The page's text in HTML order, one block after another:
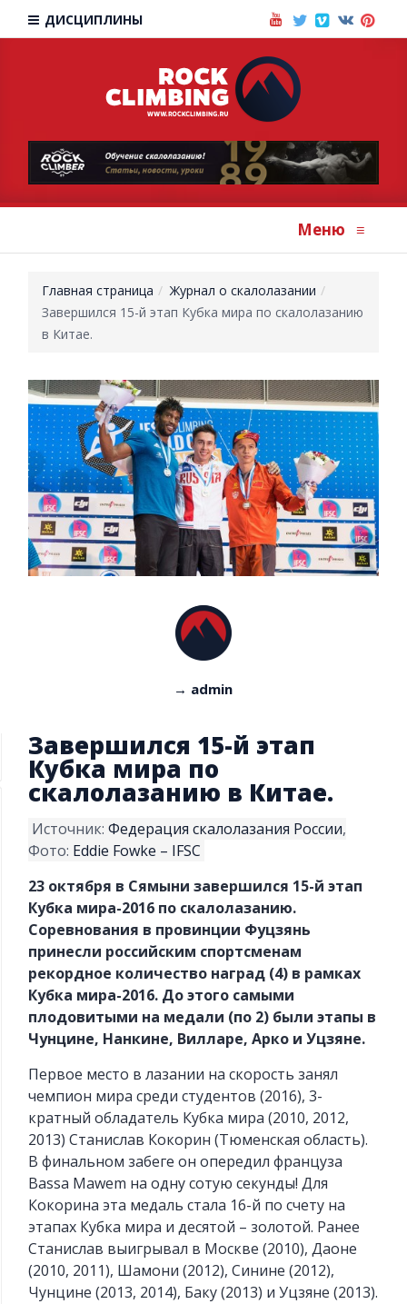
ДИСЦИПЛИНЫ
Меню ≡
Главная страница
Журнал о скалолазании
Завершился 15-й этап Кубка мира по скалолазанию
в Китае.
→ admin
Завершился 15-й этап
Кубка мира по
скалолазанию в Китае.
Источник:Федерация скалолазания России,
Фото: Eddie Fowke – IFSC
23 октября в Сямыни завершился 15-й этап
Кубка мира-2016 по скалолазанию.
Соревнования в провинции Фуцзянь
принесли российским спортсменам
рекордное количество наград (4) в рамках
Кубка мира-2016. До этого самыми
плодовитыми на медали (по 2) были этапы в
Чунцине, Нанкине, Вилларе, Арко и Уцзяне.
Первое место в лазании на скорость занял
чемпион мира среди студентов (2016), 3-
кратный обладатель Кубка мира (2010, 2012,
2013) Станислав Кокорин (Тюменская область).
В финальном забеге он опередил француза
Bassa Mawem на одну сотую секунды! Для
Кокорина эта медаль стала 16-й по счету на
этапах Кубка мира и десятой – золотой. Ранее
Станислав выигрывал в Москве (2010), Даоне
(2010, 2011), Шамони (2012), Синине (2012),
Чунцине (2013, 2014), Баку (2013) и Уцзяне (2013).